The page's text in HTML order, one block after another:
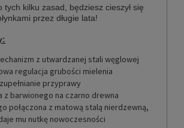
tych kilku zasad, będziesz cieszył się
przez długie lata!
z utwardzanej stali węglowej
regulacja grubości mielenia
przyprawy
z barwionego na czarno drewna
połączona z matową stalą nierdzewną,
mu nutkę nowoczesności